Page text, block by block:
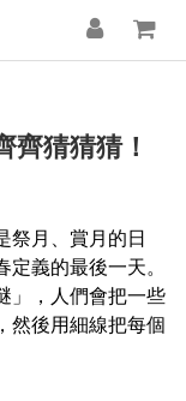
齊猜猜猜！
祭月、賞月的日
義的最後一天。
」，人們會把一些
然後用細線把每個